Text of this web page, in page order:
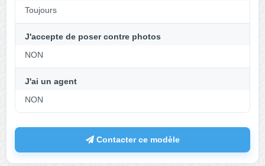
Toujours
J'accepte de poser contre photos
NON
J'ai un agent
NON
Contacter ce modèle